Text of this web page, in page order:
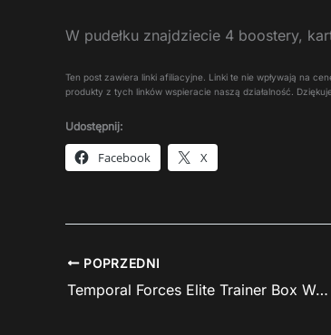
W pudełku znajdziecie 4 boostery,
Ten post zawiera linki afiliacyjne. Linki te nie wpływają na
produkty z tych linków wspieracie naszą działalność.
Udostępnij:
Facebook X
POPRZEDNI
Temporal Forces Elite Trainer Box Walking Wake w dobrej cenie